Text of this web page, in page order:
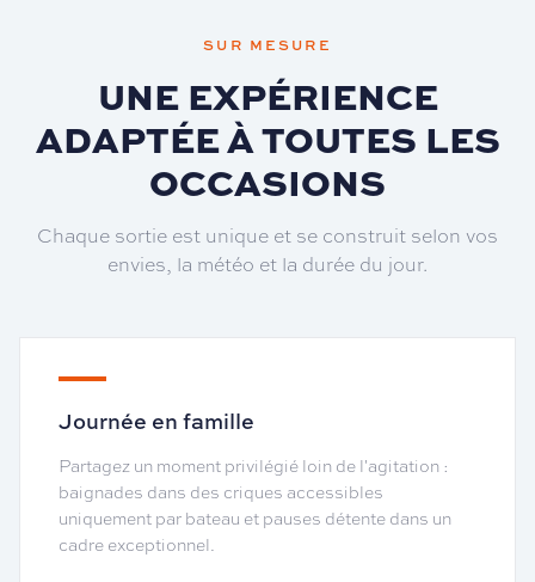
SUR MESURE
UNE EXPÉRIENCE
ADAPTÉE À TOUTES LES
OCCASIONS
Chaque sortie est unique et se construit selon vos
envies, la météo et la durée du jour.
Journée en famille
Partagez un moment privilégié loin de l'agitation :
baignades dans des criques accessibles
uniquement par bateau et pauses détente dans un
cadre exceptionnel.